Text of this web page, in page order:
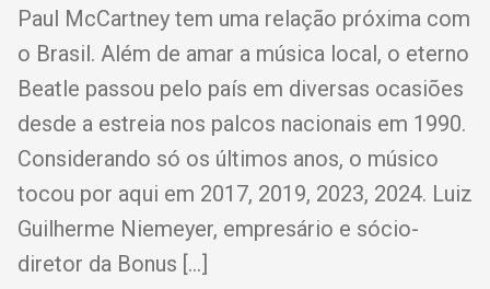
Paul McCartney tem uma relação próxima com
o Brasil. Além de amar a música local, o eterno
Beatle passou pelo país em diversas ocasiões
desde a estreia nos palcos nacionais em 1990.
Considerando só os últimos anos, o músico
tocou por aqui em 2017, 2019, 2023, 2024. Luiz
Guilherme Niemeyer, empresário e sócio-
diretor da Bonus […]